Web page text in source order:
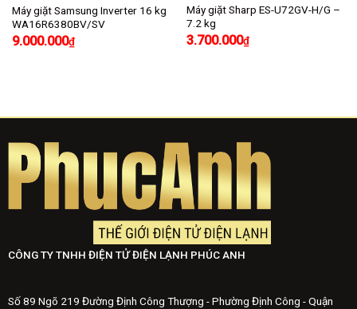
Máy giặt Samsung Inverter 16 kg
WA16R6380BV/SV
9.000.000₫
Máy giặt Sharp ES-U72GV-H/G –
7.2 kg
3.700.000₫
CÔNG TY TNHH ĐIỆN TỬ ĐIỆN LẠNH PHÚC ANH
Số 89 Ngõ 219 Đường Định Công Thượng - Phường Định Công - Quận